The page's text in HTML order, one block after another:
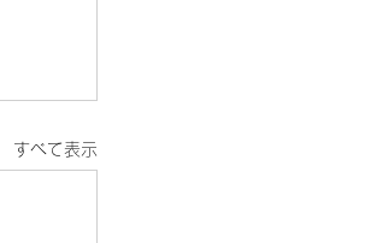
すべて表示